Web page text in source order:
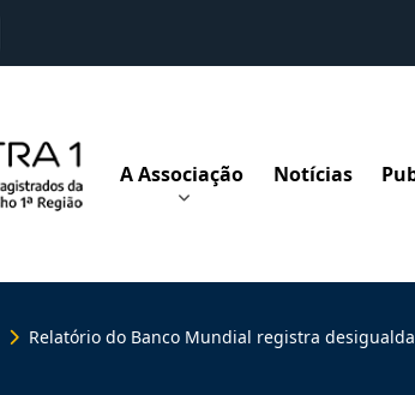
A Associação Notícias
Relatório do Banco Mundial registra desigualdade econômica de gênero persistente